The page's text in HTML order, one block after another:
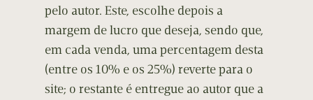
pelo autor. Este, escolhe depois a
margem de lucro que deseja, sendo que,
em cada venda, uma percentagem desta
(entre os 10% e os 25%) reverte para o
site; o restante é entregue ao autor que a